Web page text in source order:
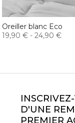
Oreiller blanc Eco
19,90 € - 24,90 €
D'UNE
PREMIER